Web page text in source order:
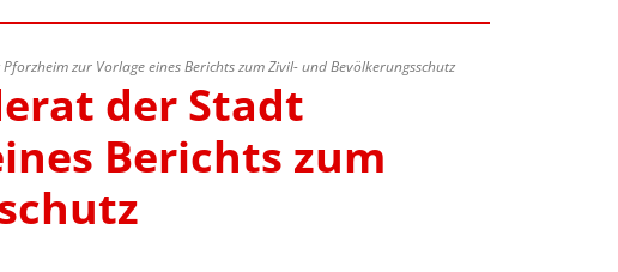
zur Vorlage eines Berichts zum Zivil- und Bevölkerungsschutz
der Stadt
Berichts zum